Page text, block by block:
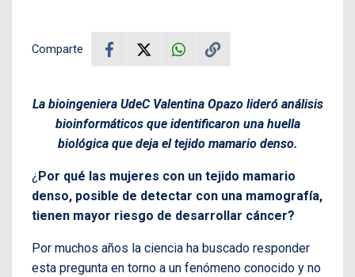
Comparte
La bioingeniera UdeC Valentina Opazo lideró análisis
bioinformáticos que identificaron una huella
biológica que deja el tejido mamario denso.
¿ Por qué las mujeres con un tejido mamario
denso, posible de detectar con una mamografía,
tienen mayor riesgo de desarrollar cáncer?
Por muchos años la ciencia ha buscado responder
esta pregunta en torno a un fenómeno conocido y no